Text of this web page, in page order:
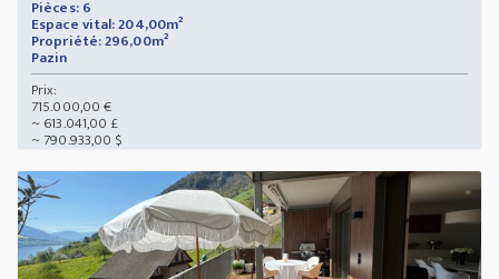
Pièces: 6
Espace vital: 204,00m²
Propriété: 296,00m²
Pazin
Prix:
715.000,00 €
~ 613.041,00 £
~ 790.933,00 $